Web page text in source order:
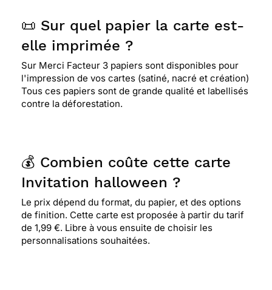
📜 Sur quel papier la carte est-
elle imprimée ?
Sur Merci Facteur 3 papiers sont disponibles pour
l'impression de vos cartes (satiné, nacré et création)
Tous ces papiers sont de grande qualité et labellisés
contre la déforestation.
💰 Combien coûte cette carte
Invitation halloween ?
Le prix dépend du format, du papier, et des options
de finition. Cette carte est proposée à partir du tarif
de 1,99 €. Libre à vous ensuite de choisir les
personnalisations souhaitées.